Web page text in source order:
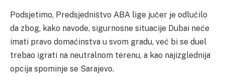
Podsjetimo, Predsjedništvo ABA lige jučer je odlučilo
da zbog, kako navode, sigurnosne situacije Dubai neće
imati pravo domaćinstva u svom gradu, već bi se duel
trebao igrati na neutralnom terenu, a kao najizglednija
opcija spominje se Sarajevo.